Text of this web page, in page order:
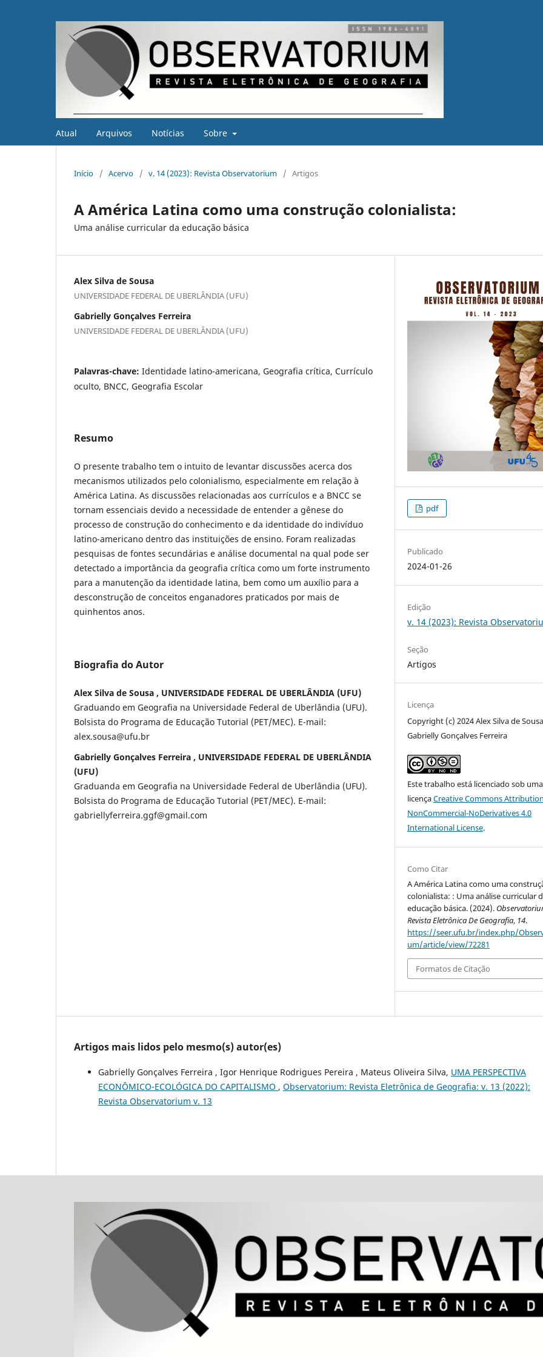
Atual Arquivos Notícias Sobre
Início / Acervo / v. 14 (2023): Revista Observatorium / Artigos
A América Latina como uma construção colonialista:
Uma análise curricular da educação básica
Alex Silva de Sousa
UNIVERSIDADE FEDERAL DE UBERLÂNDIA (UFU)
Gabrielly Gonçalves Ferreira
UNIVERSIDADE FEDERAL DE UBERLÂNDIA (UFU)
Palavras-chave: Identidade latino-americana, Geografia crítica, Currículo
oculto, BNCC, Geografia Escolar
Resumo
O presente trabalho tem o intuito de levantar discussões acerca dos
mecanismos utilizados pelo colonialismo, especialmente em relação à
América Latina. As discussões relacionadas aos currículos e a BNCC se
tornam essenciais devido a necessidade de entender a gênese do
processo de construção do conhecimento e da identidade do indivíduo
latino-americano dentro das instituições de ensino. Foram realizadas
pesquisas de fontes secundárias e análise documental na qual pode ser
detectado a importância da geografia crítica como um forte instrumento
para a manutenção da identidade latina, bem como um auxílio para a
desconstrução de conceitos enganadores praticados por mais de
quinhentos anos.
Biografia do Autor
Alex Silva de Sousa , UNIVERSIDADE FEDERAL DE UBERLÂNDIA (UFU)
Graduando em Geografia na Universidade Federal de Uberlândia (UFU).
Bolsista do Programa de Educação Tutorial (PET/MEC). E-mail:
alex.sousa@ufu.br
Gabrielly Gonçalves Ferreira , UNIVERSIDADE FEDERAL DE UBERLÂNDIA
(UFU)
Graduanda em Geografia na Universidade Federal de Uberlândia (UFU).
Bolsista do Programa de Educação Tutorial (PET/MEC). E-mail:
gabriellyferreira.ggf@gmail.com
pdf
Publicado
2024-01-26
Edição
v. 14 (2023): Revista
Seção
Artigos
Licença
Copyright (c) 2024 Alex Silva de
Gabrielly Gonçalves Ferreira
Este trabalho está licenciado sob uma
licençaCreative Commons
NonCommercial-NoDerivatives 4.0
International License.
Como Citar
A América Latina como uma
colonialista: : Uma análise curricular
educação básica. (2024).
Revista Eletrônica De Geografia, 14.
https://seer.ufu.br/index.php/
um/article/view/72281
Formatos de Citação
Artigos mais lidos pelo mesmo(s) autor(es)
Gabrielly Gonçalves Ferreira , Igor Henrique Rodrigues Pereira , Mateus Oliveira Silva, UMA PERSPECTIVA
ECONÔMICO-ECOLÓGICA DO CAPITALISMO , Observatorium: Revista Eletrônica de Geografia: v. 13 (2022):
Revista Observatorium v. 13